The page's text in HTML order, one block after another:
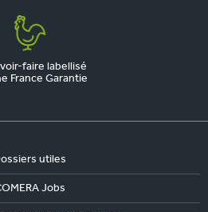
faire labellisé
France Garantie
utiles
Jobs